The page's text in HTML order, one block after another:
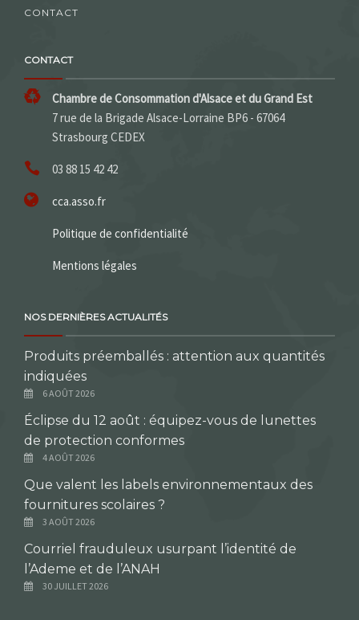
CONTACT
CONTACT
Chambre de Consommation d'Alsace et du Grand Est
7 rue de la Brigade Alsace-Lorraine BP6 - 67064
Strasbourg CEDEX
03 88 15 42 42
cca.asso.fr
Politique de confidentialité
Mentions légales
NOS DERNIÈRES ACTUALITÉS
Produits préemballés : attention aux quantités
indiquées
6 AOÛT 2026
Éclipse du 12 août : équipez-vous de lunettes
de protection conformes
4 AOÛT 2026
Que valent les labels environnementaux des
fournitures scolaires ?
3 AOÛT 2026
Courriel frauduleux usurpant l’identité de
l’Ademe et de l’ANAH
30 JUILLET 2026